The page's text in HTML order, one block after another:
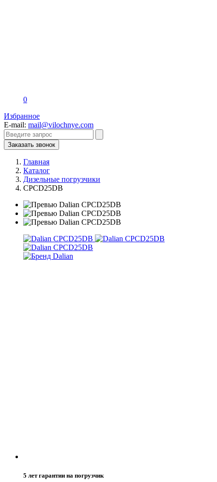
0
Избранное
E-mail: mail@vilochnye.com
Заказать звонок
Главная
Каталог
Дизельные погрузчики
CPCD25DB
5 лет гарантии на погрузчик